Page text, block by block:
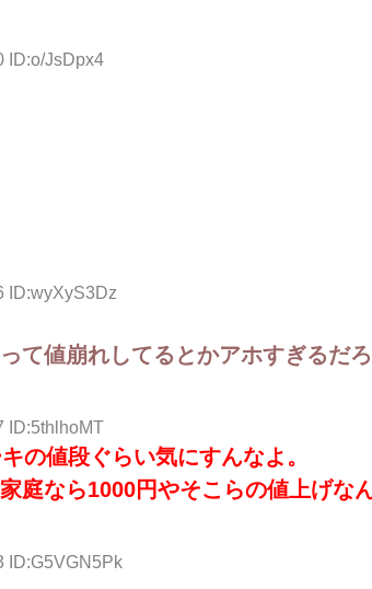
ID:o/JsDpx4
ID:wyXyS3Dz
て値崩れしてるとかアホすぎるだろ
ID:5thlhoMT
の値段ぐらい気にすんなよ。
庭なら1000円やそこらの値上げな
ID:G5VGN5Pk